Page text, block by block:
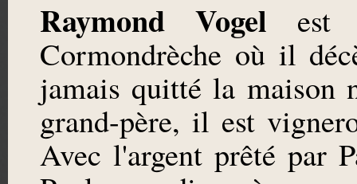
Raymond Vogel est
Cormondrèche où il
jamais quitté la maison
grand-père, il est
Avec l'argent prêté par